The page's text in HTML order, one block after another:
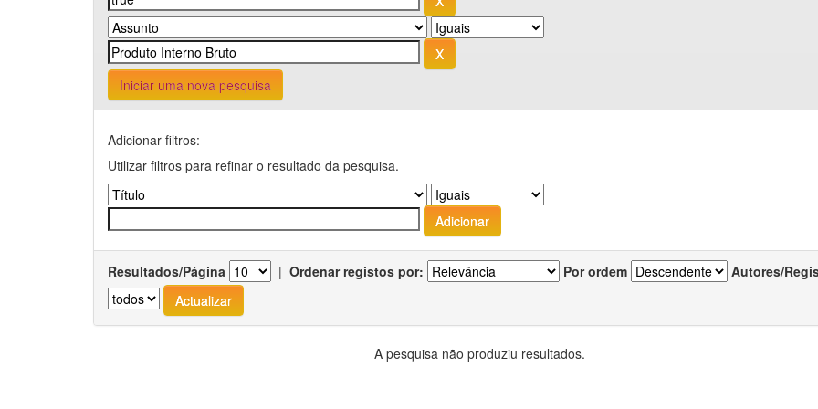
Iniciar uma nova pesquisa
Adicionar filtros:
Utilizar filtros para refinar o resultado da pesquisa.
Resultados/Página | Ordenar registos por: Por ordem Autores/
A pesquisa não produziu resultados.